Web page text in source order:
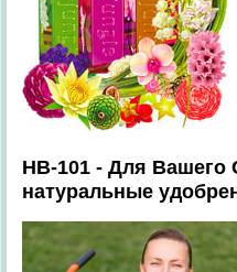
HB-101 - Для Вашего
натуральные